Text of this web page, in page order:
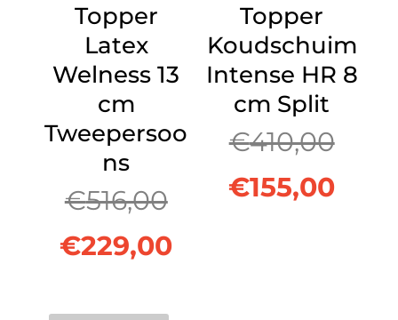
Topper
Latex
Welness 13
cm
Tweepersoo
ns
€516,00Oorspronkelijke
prijs
€229,00Huidige
Topper
Koudschuim
Intense HR 8
cm Split
€410,00
prijs
€155,00